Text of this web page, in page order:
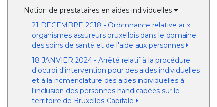
Notion de prestataires en aides individuelles
21 DECEMBRE 2018 - Ordonnance relative aux
organismes assureurs bruxellois dans le domaine
des soins de santé et de l'aide aux personnes
18 JANVIER 2024 - Arrêté relatif à la procédure
d'octroi d'intervention pour des aides individuelles
et à la nomenclature des aides individuelles à
l'inclusion des personnes handicapées sur le
territoire de Bruxelles-Capitale